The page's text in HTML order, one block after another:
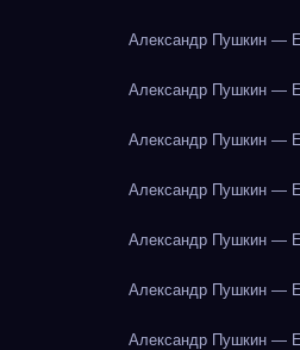
Александр Пушкин —
Александр Пушкин —
Александр Пушкин —
Александр Пушкин —
Александр Пушкин —
Александр Пушкин —
Александр Пушкин —